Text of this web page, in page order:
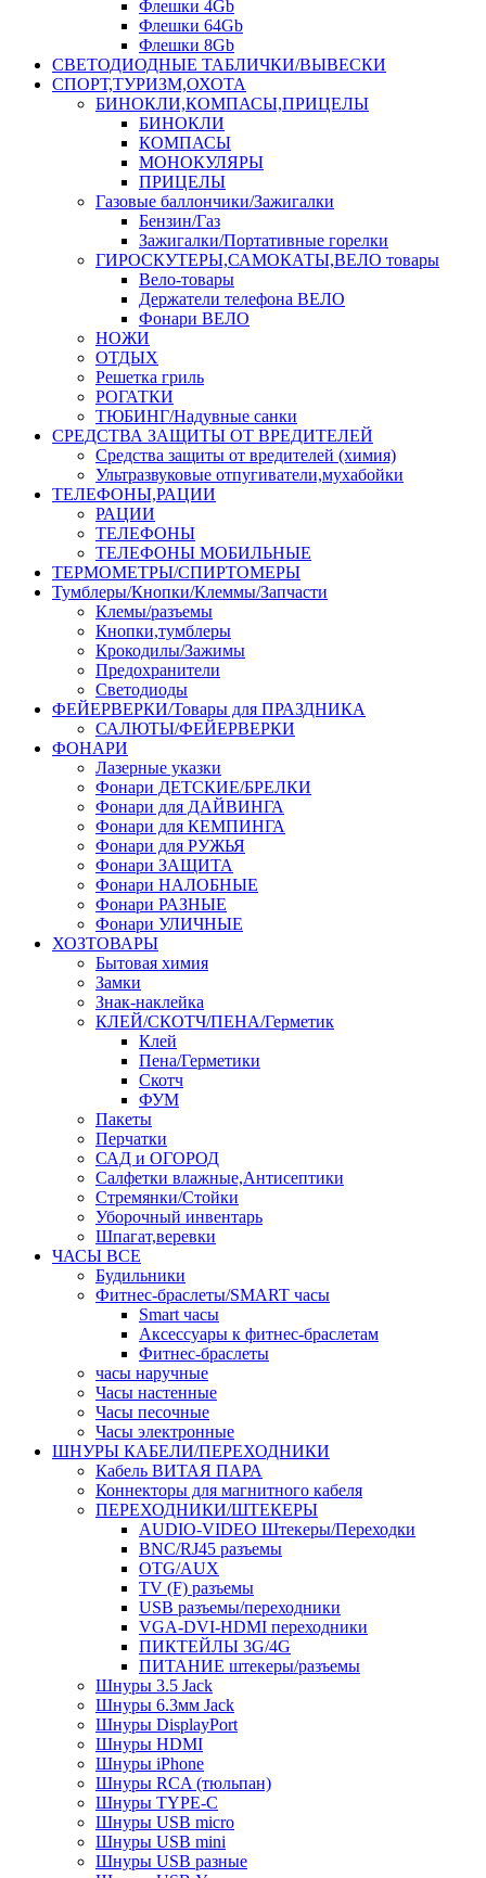
Флешки 4Gb
Флешки 64Gb
Флешки 8Gb
СВЕТОДИОДНЫЕ ТАБЛИЧКИ/ВЫВЕСКИ
СПОРТ,ТУРИЗМ,ОХОТА
БИНОКЛИ,КОМПАСЫ,ПРИЦЕЛЫ
БИНОКЛИ
КОМПАСЫ
МОНОКУЛЯРЫ
ПРИЦЕЛЫ
Газовые баллончики/Зажигалки
Бензин/Газ
Зажигалки/Портативные горелки
ГИРОСКУТЕРЫ,САМОКАТЫ,ВЕЛО товары
Вело-товары
Держатели телефона ВЕЛО
Фонари ВЕЛО
НОЖИ
ОТДЫХ
Решетка гриль
РОГАТКИ
ТЮБИНГ/Надувные санки
СРЕДСТВА ЗАЩИТЫ ОТ ВРЕДИТЕЛЕЙ
Средства защиты от вредителей (химия)
Ультразвуковые отпугиватели,мухабойки
ТЕЛЕФОНЫ,РАЦИИ
РАЦИИ
ТЕЛЕФОНЫ
ТЕЛЕФОНЫ МОБИЛЬНЫЕ
ТЕРМОМЕТРЫ/СПИРТОМЕРЫ
Тумблеры/Кнопки/Клеммы/Запчасти
Клемы/разъемы
Кнопки,тумблеры
Крокодилы/Зажимы
Предохранители
Светодиоды
ФЕЙЕРВЕРКИ/Товары для ПРАЗДНИКА
САЛЮТЫ/ФЕЙЕРВЕРКИ
ФОНАРИ
Лазерные указки
Фонари ДЕТСКИЕ/БРЕЛКИ
Фонари для ДАЙВИНГА
Фонари для КЕМПИНГА
Фонари для РУЖЬЯ
Фонари ЗАЩИТА
Фонари НАЛОБНЫЕ
Фонари РАЗНЫЕ
Фонари УЛИЧНЫЕ
ХОЗТОВАРЫ
Бытовая химия
Замки
Знак-наклейка
КЛЕЙ/СКОТЧ/ПЕНА/Герметик
Клей
Пена/Герметики
Скотч
ФУМ
Пакеты
Перчатки
САД и ОГОРОД
Салфетки влажные,Антисептики
Стремянки/Стойки
Уборочный инвентарь
Шпагат,веревки
ЧАСЫ ВСЕ
Будильники
Фитнес-браслеты/SMART часы
Smart часы
Аксессуары к фитнес-браслетам
Фитнес-браслеты
часы наручные
Часы настенные
Часы песочные
Часы электронные
ШНУРЫ КАБЕЛИ/ПЕРЕХОДНИКИ
Кабель ВИТАЯ ПАРА
Коннекторы для магнитного кабеля
ПЕРЕХОДНИКИ/ШТЕКЕРЫ
AUDIO-VIDEO Штекеры/Переходки
BNC/RJ45 разъемы
OTG/AUX
TV (F) разъемы
USB разъемы/переходники
VGA-DVI-HDMI переходники
ПИКТЕЙЛЫ 3G/4G
ПИТАНИЕ штекеры/разъемы
Шнуры 3.5 Jack
Шнуры 6.3мм Jack
Шнуры DisplayPort
Шнуры HDMI
Шнуры iPhone
Шнуры RCA (тюльпан)
Шнуры TYPE-C
Шнуры USB micro
Шнуры USB mini
Шнуры USB разные